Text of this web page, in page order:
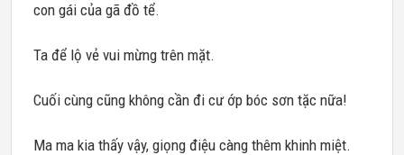
con gái của gã đồ tể.
Ta để lộ vẻ vui mừng trên mặt.
Cuối cùng cũng không cần đi cư ớp bóc sơn tặc nữa!
Ma ma kia thấy vậy, giọng điệu càng thêm khinh miệt.